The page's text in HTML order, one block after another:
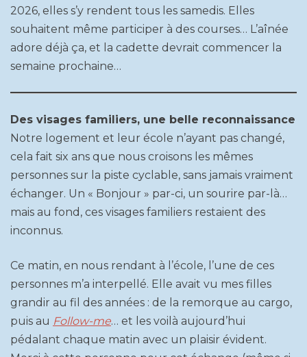
2026, elles s’y rendent tous les samedis. Elles
souhaitent même participer à des courses… L’aînée
adore déjà ça, et la cadette devrait commencer la
semaine prochaine…
Des visages familiers, une belle reconnaissance
Notre logement et leur école n’ayant pas changé,
cela fait six ans que nous croisons les mêmes
personnes sur la piste cyclable, sans jamais vraiment
échanger. Un « Bonjour » par-ci, un sourire par-là…
mais au fond, ces visages familiers restaient des
inconnus.
Ce matin, en nous rendant à l’école, l’une de ces
personnes m’a interpellé. Elle avait vu mes filles
grandir au fil des années : de la remorque au cargo,
puis au Follow-me… et les voilà aujourd’hui
pédalant chaque matin avec un plaisir évident.